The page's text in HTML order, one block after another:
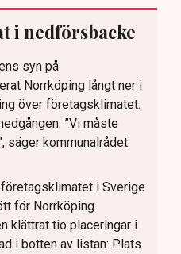
i nedförsbacke
syn på
Norrköping långt ner i
över företagsklimatet.
”Vi måste
säger kommunalrådet
i Sverige
för Norrköping.
klättrat tio placeringar i
i botten av listan: Plats